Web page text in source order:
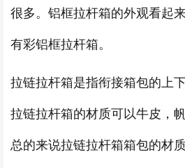
很多。铝框拉杆箱的外观看起
有彩铝框拉杆箱。
拉链拉杆箱是指衔接箱包的上
拉链拉杆箱的材质可以牛皮，
总的来说拉链拉杆箱箱包的材